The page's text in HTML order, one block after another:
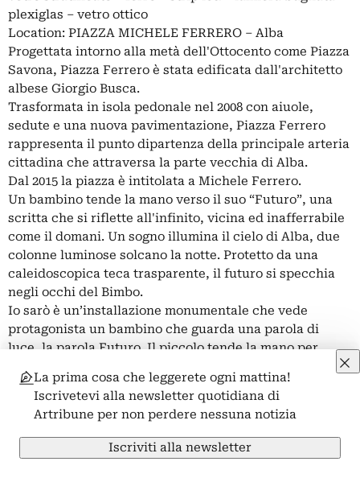
plexiglas – vetro ottico
Location: PIAZZA MICHELE FERRERO – Alba
Progettata intorno alla metà dell'Ottocento come Piazza
Savona, Piazza Ferrero è stata edificata dall'architetto
albese Giorgio Busca.
Trasformata in isola pedonale nel 2008 con aiuole,
sedute e una nuova pavimentazione, Piazza Ferrero
rappresenta il punto dipartenza della principale arteria
cittadina che attraversa la parte vecchia di Alba.
Dal 2015 la piazza è intitolata a Michele Ferrero.
Un bambino tende la mano verso il suo “Futuro”, una
scritta che si riflette all'infinito, vicina ed inafferrabile
come il domani. Un sogno illumina il cielo di Alba, due
colonne luminose solcano la notte. Protetto da una
caleidoscopica teca trasparente, il futuro si specchia
negli occhi del Bimbo.
Io sarò è un’installazione monumentale che vede
protagonista un bambino che guarda una parola di
luce, la parola Futuro. Il piccolo tende la mano per
spessa lastra di vetro impedisce il contatto.
La parola Futuro si rispecchia all’infinito all’interno
della grande teca di cristallo per evocarne l’immensità;
intorno, due lunghi fasci di luce si innalzano come
colonne senza fine nel buio del cielo notturno di Alba a
La prima cosa che leggerete ogni mattina!
Iscrivetevi alla newsletter quotidiana di
Artribune per non perdere nessuna notizia
Iscriviti alla newsletter